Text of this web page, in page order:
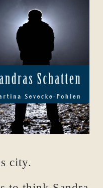
city.